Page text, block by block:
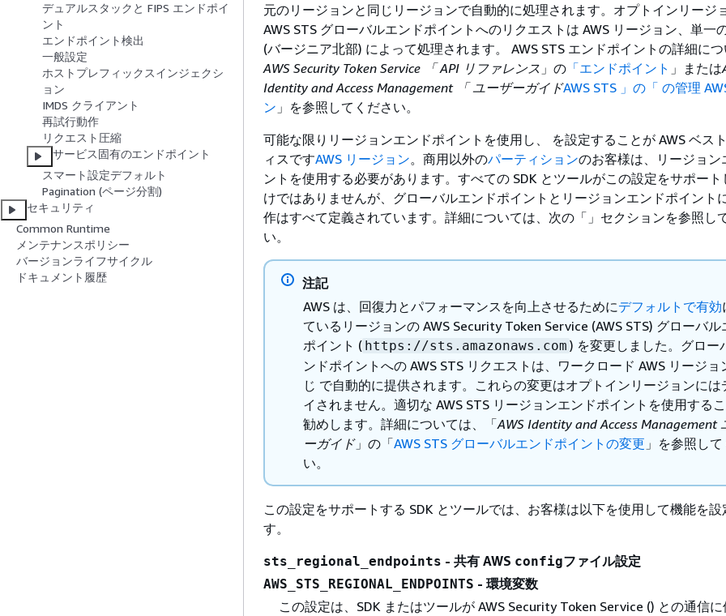
デュアルスタックと FIPS エンドポイ
ント
エンドポイント検出
一般設定
ホストプレフィックスインジェクシ
ョン
IMDS クライアント
再試行動作
リクエスト圧縮
サービス固有のエンドポイント
スマート設定デフォルト
Pagination (ページ分割)
セキュリティ
Common Runtime
メンテナンスポリシー
バージョンライフサイクル
ドキュメント履歴
元のリージョンと同じリージョンで自動的に処理されます。オプトインリージ
AWS STS グローバルエンドポイントへのリクエストは AWS リージョン、単一
(バージニア北部) によって処理されます。 AWS STS エンドポイントの詳細につ
AWS Security Token Service 「 API リファレンス 」の 「エンドポイント 」または
Identity and Access Management 「 ユーザーガイドAWS STS 」の「 の管理
ン 」を参照してください。
可能な限りリージョンエンドポイントを使用し、 を設定することが AWS ベス
ィスですAWS リージョン。商用以外のパーティションのお客様は、リージョン
ントを使用する必要があります。すべての SDK とツールがこの設定をサポート
けではありませんが、グローバルエンドポイントとリージョンエンドポイント
作はすべて定義されています。詳細については、次の「」セクションを参照し
い。
注記
AWS は、回復力とパフォーマンスを向上させるためにデフォルトで有効
ているリージョンの AWS Security Token Service (AWS STS) グローバル
ポイント ( https://sts.amazonaws.com ) を変更しました。グロー
ンドポイントへの AWS STS リクエストは、ワークロード AWS リージョ
じ で自動的に提供されます。これらの変更はオプトインリージョンには
イされません。適切な AWS STS リージョンエンドポイントを使用する
勧めします。詳細については、「AWS Identity and Access Management
ーガイド」の「AWS STS グローバルエンドポイントの変更 」を参照して
い。
この設定をサポートする SDK とツールでは、お客様は以下を使用して機能を設
す。
sts_regional_endpoints - 共有 AWS configファイル設定
AWS_STS_REGIONAL_ENDPOINTS - 環境変数
この設定は、SDK またはツールが AWS Security Token Service () との通信に